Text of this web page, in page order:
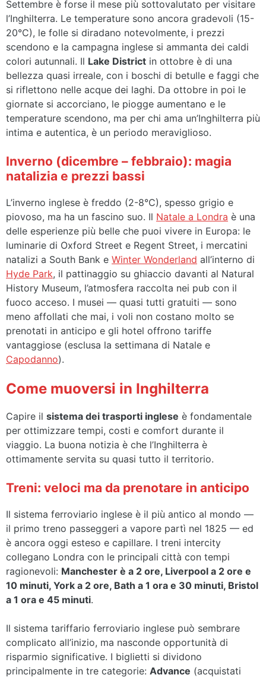
Settembre è forse il mese più sottovalutato per visitare
l’Inghilterra. Le temperature sono ancora gradevoli (15-
20°C), le folle si diradano notevolmente, i prezzi
scendono e la campagna inglese si ammanta dei caldi
colori autunnali. Il Lake District in ottobre è di una
bellezza quasi irreale, con i boschi di betulle e faggi che
si riflettono nelle acque dei laghi. Da ottobre in poi le
giornate si accorciano, le piogge aumentano e le
temperature scendono, ma per chi ama un’Inghilterra più
intima e autentica, è un periodo meraviglioso.
Inverno (dicembre – febbraio): magia
natalizia e prezzi bassi
L’inverno inglese è freddo (2-8°C), spesso grigio e
piovoso, ma ha un fascino suo. Il Natale a Londra è una
delle esperienze più belle che puoi vivere in Europa: le
luminarie di Oxford Street e Regent Street, i mercatini
natalizi a South Bank e Winter Wonderland all’interno di
Hyde Park, il pattinaggio su ghiaccio davanti al Natural
History Museum, l’atmosfera raccolta nei pub con il
fuoco acceso. I musei — quasi tutti gratuiti — sono
meno affollati che mai, i voli non costano molto se
prenotati in anticipo e gli hotel offrono tariffe
vantaggiose (esclusa la settimana di Natale e
Capodanno).
Come muoversi in Inghilterra
Capire il sistema dei trasporti inglese è fondamentale
per ottimizzare tempi, costi e comfort durante il
viaggio. La buona notizia è che l’Inghilterra è
ottimamente servita su quasi tutto il territorio.
Treni: veloci ma da prenotare in anticipo
Il sistema ferroviario inglese è il più antico al mondo —
il primo treno passeggeri a vapore partì nel 1825 — ed
è ancora oggi esteso e capillare. I treni intercity
collegano Londra con le principali città con tempi
ragionevoli: Manchester è a 2 ore, Liverpool a 2 ore e
10 minuti, York a 2 ore, Bath a 1 ora e 30 minuti, Bristol
a 1 ora e 45 minuti.
Il sistema tariffario ferroviario inglese può sembrare
complicato all’inizio, ma nasconde opportunità di
risparmio significative. I biglietti si dividono
principalmente in tre categorie: Advance (acquistati